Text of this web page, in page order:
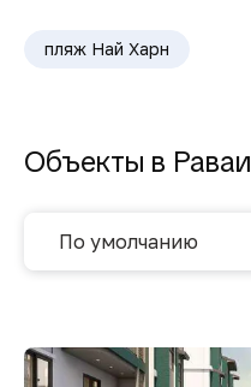
пляж Най Харн
Объекты в Раваи
По умолчанию